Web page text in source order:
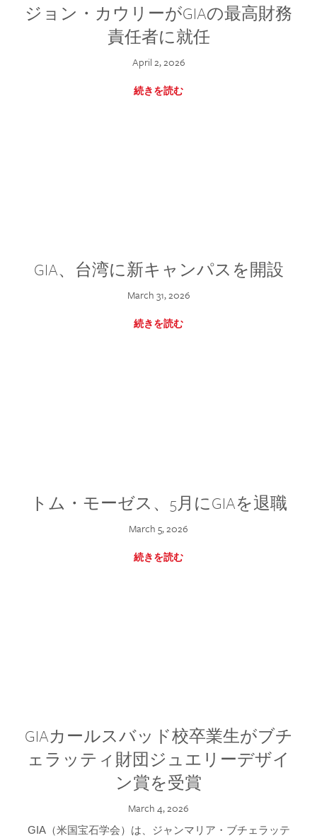
ジョン・カウリーがGIAの最高財務
責任者に就任
April 2, 2026
続きを読む
GIA、台湾に新キャンパスを開設
March 31, 2026
続きを読む
トム・モーゼス、5月にGIAを退職
March 5, 2026
続きを読む
GIAカールスバッド校卒業生がブチ
ェラッティ財団ジュエリーデザイ
ン賞を受賞
March 4, 2026
GIA（米国宝石学会）は、ジャンマリア・ブチェラッテ